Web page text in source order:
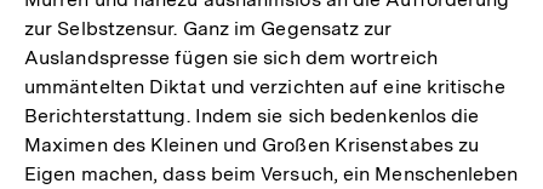
zur Selbstzensur. Ganz im Gegensatz zur
Auslandspresse fügen sie sich dem wortreich
ummäntelten Diktat und verzichten auf eine kritische
Berichterstattung. Indem sie sich bedenkenlos die
Maximen des Kleinen und Großen Krisenstabes zu
Eigen machen, dass beim Versuch, ein Menschenleben